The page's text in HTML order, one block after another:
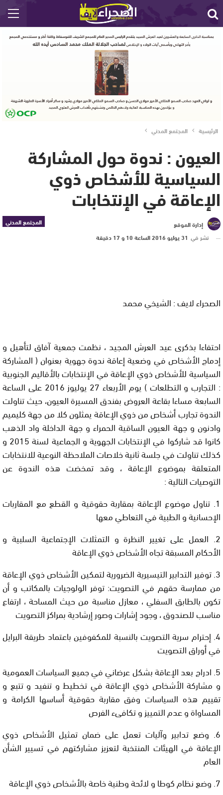
الرئيسية المجتمع المدني
العيون : ندوة حول المشاركة
السياسية للأشخاص ذوي
الإعاقة في الإنتخابات
المجتمع المدني
إدارة الموقع
نشر في 31 يوليو 2016 الساعة 10 و 17 دقيقة
الصحراء لايف : الشيخي محمد
احتفاءا بذكرى عيد العرش المجيد ، نظمت جمعية آفاق لتأهيل و
إدماج الأشخاص في وضعية إعاقة ندوة جهوية بعنوان ( المشاركة
السياسية للأشخاص ذوي الإعاقة في الإنتخابات بالأقاليم الجنوبية
: التجارب و التطلعات ) يوم الأربعاء 27 يوليوز 2016 على الساعة
السابعة مساءا بقاعة العروض بفندق المسيرة العيون، حيث تناولت
الندوة تجارب أشخاص من ذوي الإعاقة يمثلون كلا من جهة كليميم
وادنون و جهة العيون الساقية الحمراء و جهة الداخلة واد الذهب
كانوا قد شاركوا في الإنتخابات الجهوية و الجماعية لسنة 2015 و
كذلك تناولت في جلسة ثانية خلاصات الملاحظة النوعية للانتخابات
المتعلقة بموضوع الإعاقة ، وقد تمخضت هذه الندوة عن
التوصيات التالية :
1. تناول موضوع الإعاقة بمقاربة حقوقية و القطع مع المقاربات
الإحسانية و الطبية في التعاطي معها
2. العمل على تغيير النظرة و التمثلات الإجتماعية السلبية و
الأحكام المسبقة تجاه الأشخاص ذوي الإعاقة
3. توفير التدابير التيسيرية الضرورية لتمكين الأشخاص ذوي الإعاقة
من ممارسة حقهم في التصويت: توفر الولوجيات بالمكاتب و أن
تكون بالطابق السفلي ، معازل مناسبة من حيث المساحة ، ارتفاع
مناسب للصندوق ، وجود إشارات وصور إرشادية بمراكز التصويت
4. إحترام سرية التصويت بالنسبة للمكفوفين باعتماد طريقة البرايل
في أوراق التصويت
5. ادراج بعد الإعاقة بشكل عرضاني في جميع السياسات العمومية
و مشاركة الأشخاص ذوي الإعاقة في تخطيط و تنفيد و تتبع و
تقييم هذه السياسات وفق مقاربة حقوقية أساسها الكرامة و
المساواة و عدم التمييز و تكافىء الفرص
6. وضع تدابير وآليات تعمل على ضمان تمثيل الأشخاص ذوي
الإعاقة في الهيئات المنتخبة لتعزيز مشاركتهم في تسيير الشأن
العام
7. وضع نظام كوطا و لائحة وطنية خاصة بالأشخاص ذوي الإعاقة